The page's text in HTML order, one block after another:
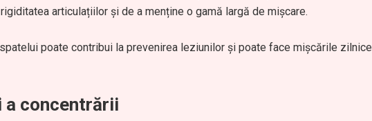
articulațiilor și de a menține o gamă largă de mișcare.
poate contribui la prevenirea leziunilor și poate face mișcările zilnice
a concentrării